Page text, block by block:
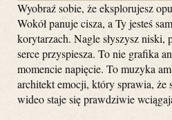
Wyobraź sobie, że eksplorujesz
Wokół panuje cisza, a Ty jesteś
korytarzach. Nagle słyszysz
serce przyspiesza. To nie grafika
momencie napięcie. To muzyka
architekt emocji, który sprawia, że
wideo staje się prawdziwie